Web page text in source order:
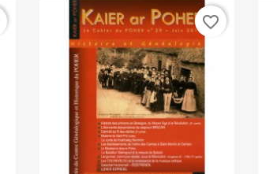
favorite_border